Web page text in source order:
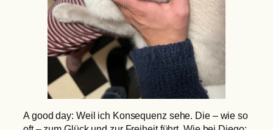
A good day: Weil ich Konsequenz sehe. Die – wie so